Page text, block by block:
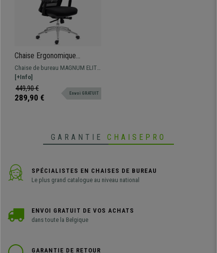
Chaise Ergonomique
MAGNUM ELITE, Appui-tête,
Utilisation 8h, Piétement
Métallique, Support
Lombaire, Noir
Chaise de bureau MAGNUM ELITE
: haute qualité, idéale pour un
usage intensif. Elle combine un
design élégant à des finitions et
[+Info]
449,90 €
289,90 € Envoi GRATUIT
GARANTIE CHAISEPRO
SPÉCIALISTES EN CHAISES DE BUREAU
Le plus grand catalogue au niveau national
ENVOI GRATUIT DE VOS ACHATS
dans toute la Belgique
GARANTIE DE RETOUR